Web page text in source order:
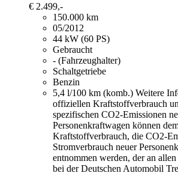
€ 2.499,-
150.000 km
05/2012
44 kW (60 PS)
Gebraucht
- (Fahrzeughalter)
Schaltgetriebe
Benzin
5,4 l/100 km (komb.) Weitere
offiziellen Kraftstoffverbrauch
spezifischen CO2-Emissionen
Personenkraftwagen können
Kraftstoffverbrauch, die CO2-
Stromverbrauch neuer
entnommen werden, der an
bei der Deutschen Automobil